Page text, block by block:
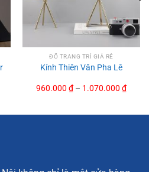
ĐỒ TRANG TRÍ GIÁ RẺ
Kính Thiên Văn Pha Lê
960.000 ₫– 1.070.000 ₫